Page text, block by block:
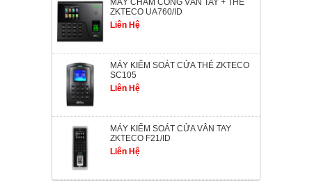
ZKTECO UA760/ID
Liên Hệ
MÁY KIỂM SOÁT CỬA THẺ ZKTECO
SC105
Liên Hệ
MÁY KIỂM SOÁT CỬA VÂN TAY
ZKTECO F21/ID
Liên Hệ